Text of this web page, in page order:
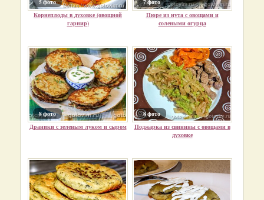
5 фото
Корнеплоды в духовке (овощной
гарнир)
7 фото
Пюре из нута с овощами и
солеными огурца
8 фото
Драники с зеленым луком и сыром
8 фото
Поджарка из свинины с овощами в
духовке